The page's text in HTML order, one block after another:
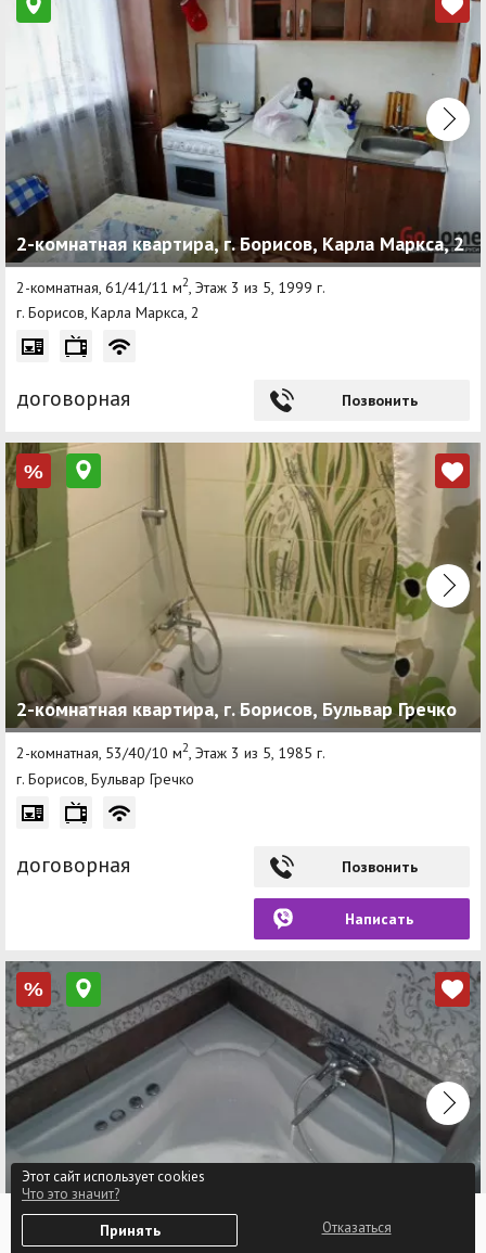
2-комнатная квартира, г. Борисов, Карла Маркса, 2
2-комнатная, 61/41/11 м2 , Этаж 3 из 5, 1999 г.
г. Борисов, Карла Маркса, 2
договорная Позвонить
%
2-комнатная квартира, г. Борисов, Бульвар Гречко
2-комнатная, 53/40/10 м2, Этаж 3 из 5, 1985 г.
г. Борисов, Бульвар Гречко
договорная Позвонить
Написать
%
2-комнатная квартира, г. Борисов, Брилевская
Избранное Войти
Этот сайт использует cookies
Что это значит?
Принять Отказаться